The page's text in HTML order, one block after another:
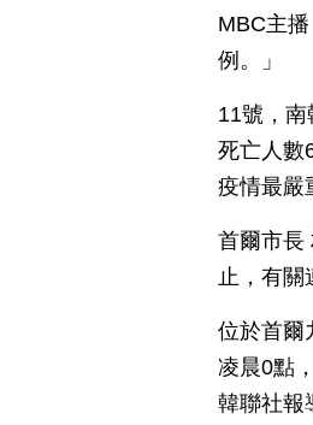
MBC主
例。」
11號，南
死亡人數
疫情最嚴
首爾市長
止，有關
位於首爾
凌晨0點
韓聯社報